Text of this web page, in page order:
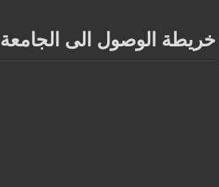
خريطة الوصول الى الجامعة